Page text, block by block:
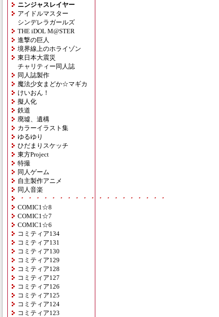
ニンジャスレイヤー
アイドルマスター
シンデレラガールズ
THE iDOL M@STER
進撃の巨人
境界線上のホライゾン
東日本大震災
チャリティー同人誌
同人誌製作
魔法少女まどか☆マギカ
けいおん！
擬人化
鉄道
廃墟、遺構
カラーイラスト集
ゆるゆり
ひだまりスケッチ
東方Project
特撮
同人ゲーム
自主製作アニメ
同人音楽
・・・・・・・・・・・・・・・・・・・
COMIC1☆8
COMIC1☆7
COMIC1☆6
コミティア134
コミティア131
コミティア130
コミティア129
コミティア128
コミティア127
コミティア126
コミティア125
コミティア124
コミティア123